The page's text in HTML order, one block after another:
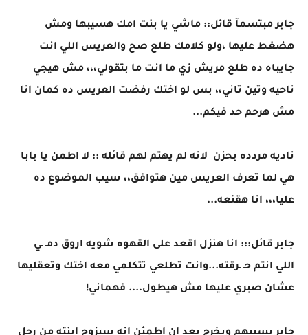
جابر مبتسمآ قائل:: ماشي يا بنت امك هسيبها ومش
هضغط عليها ،ولو كلامك طلع صح والعريس اللي انت
جايباه ده طلع مريش زي ما انت ما بتقولي،،، مش هيجي
ناحيه وتين تاني،، بس لو اختك رفضت العريس ده كمان انا
مش هرحم حد فيكم...
ناديه مردده بحزن لانه لم يهتم لهم قائله :: لا اطمن يا بابا
هي لما تعرف العريس مين هتوافق،، سيب الموضوع ده
عليا،،، انا هقنعه...
جابر قائل::: انا هنزل اقعد على القهوه شويه اروق دمـ ـي
اللي انتم حـ ـرقته...وانت تطلعي تتكلمي معه اختك وتعقليها
عشان صبري عليها مش هيطول.... فهماني!